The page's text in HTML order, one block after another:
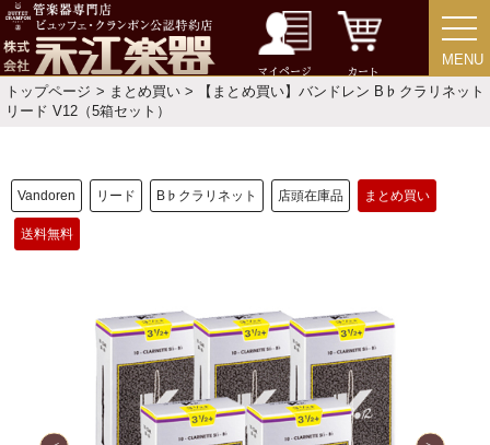
マイページ カート
MENU
MENU
トップページ > まとめ買い > 【まとめ買い】バンドレン B♭クラリネット
リード V12（5箱セット）
Vandoren リード B♭クラリネット 店頭在庫品 まとめ買い
送料無料
新規会員登録 ログイン・マイページ
ご利用ガイド サポート・保証
特定商取引法 プライバシー・ポリシー